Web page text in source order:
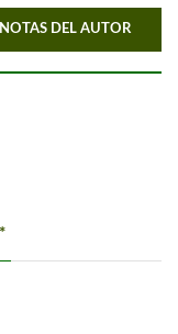
DEL AUTOR